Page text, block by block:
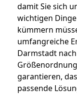
damit Sie sich
wichtigen
kümmern
umfangreiche
Darmstadt
garantieren,
passende